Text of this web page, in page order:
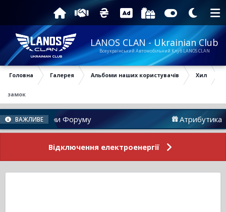
LANOS CLAN - Ukrainian Club
Всеукраїнський Автомобільний Клуб LANOS CLAN
Головна Галерея Альбоми наших користувачів Хил
замок
ВАЖЛИВЕ
Новини Форуму Атрибутика
Відключення електроенергії